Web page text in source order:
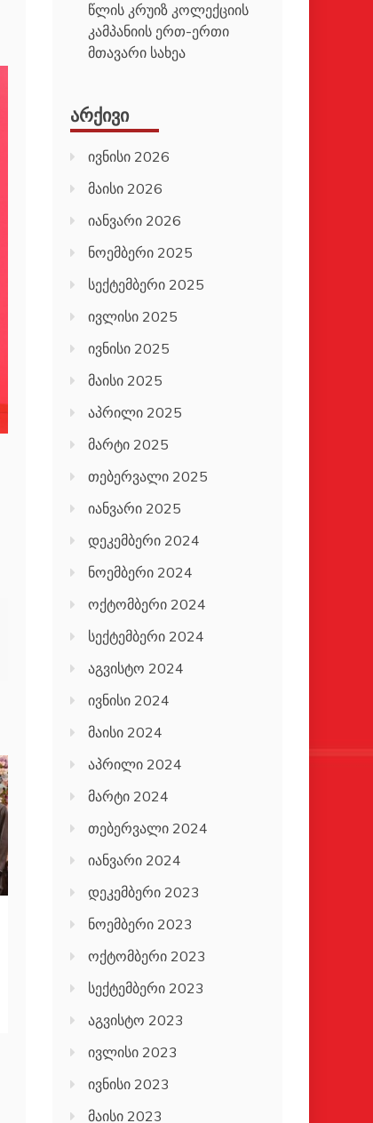
წლის კრუიზ კოლექციის
კამპანიის ერთ-ერთი
მთავარი სახეა
ᲐᲠᲥᲘᲕᲘ
ივნისი 2026
მაისი 2026
იანვარი 2026
ნოემბერი 2025
სექტემბერი 2025
ივლისი 2025
ივნისი 2025
მაისი 2025
აპრილი 2025
მარტი 2025
თებერვალი 2025
იანვარი 2025
დეკემბერი 2024
ნოემბერი 2024
ოქტომბერი 2024
სექტემბერი 2024
აგვისტო 2024
ივნისი 2024
მაისი 2024
აპრილი 2024
მარტი 2024
თებერვალი 2024
იანვარი 2024
დეკემბერი 2023
ნოემბერი 2023
ოქტომბერი 2023
სექტემბერი 2023
აგვისტო 2023
ივლისი 2023
ივნისი 2023
მაისი 2023